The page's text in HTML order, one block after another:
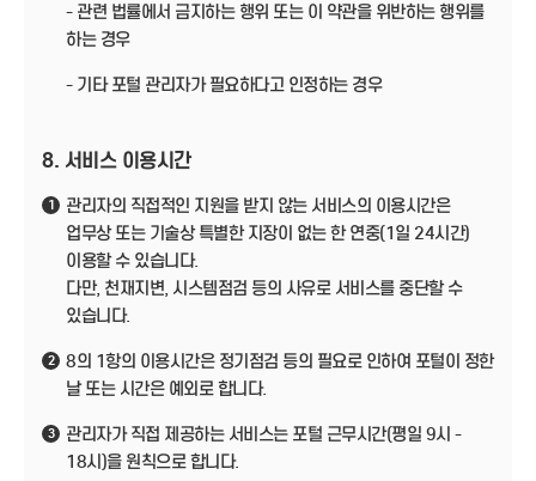
- 관련 법률에서 금지하는 행위 또는 이 약관을 위반하는 행위를
하는 경우
- 기타 포털 관리자가 필요하다고 인정하는 경우
8. 서비스 이용시간
1
관리자의 직접적인 지원을 받지 않는 서비스의 이용시간은
업무상 또는 기술상 특별한 지장이 없는 한 연중(1일 24시간)
이용할 수 있습니다.
다만, 천재지변, 시스템점검 등의 사유로 서비스를 중단할 수
있습니다.
2
8의 1항의 이용시간은 정기점검 등의 필요로 인하여 포털이 정한
날 또는 시간은 예외로 합니다.
3
관리자가 직접 제공하는 서비스는 포털 근무시간(평일 9시 -
18시)을 원칙으로 합니다.